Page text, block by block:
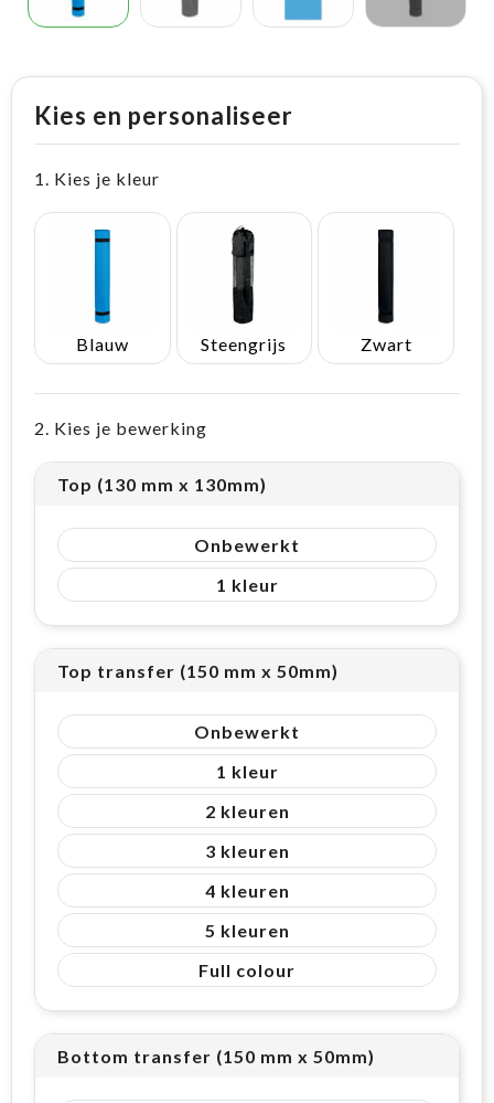
Kies en personaliseer
1. Kies je kleur
Blauw Steengrijs Zwart
2. Kies je bewerking
Top (130 mm x 130mm)
Onbewerkt
1
Top transfer (150 mm x 50mm)
Onbewerkt
1
2
3
4
5
Full colour
Bottom transfer (150 mm x 50mm)